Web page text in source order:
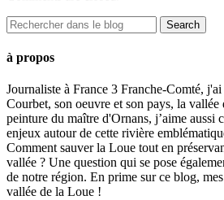
à propos
Journaliste à France 3 Franche-Comté,
Courbet, son oeuvre et son pays, la
peinture du maître d'Ornans, j’aime aussi
enjeux autour de cette rivière
Comment sauver la Loue tout en
vallée ? Une question qui se pose
de notre région. En prime sur ce blog,
vallée de la Loue !